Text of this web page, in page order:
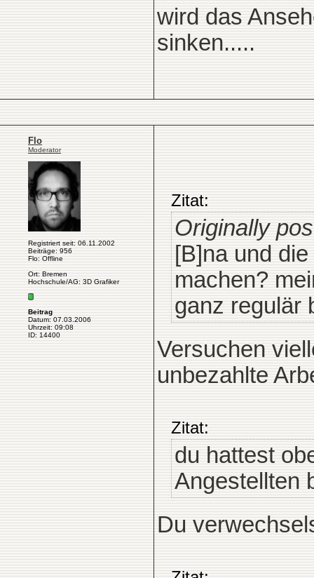
wird das
sinken.....
Flo
Moderator
Registriert seit: 06.11.2002
Beiträge: 956
Flo: Offline
Ort: Bremen
Hochschule/AG: 3D Grafiker
Beitrag
Datum: 07.03.2006
Uhrzeit: 09:08
ID: 14400
Zitat:
Originally
[B]na und
machen?
ganz regulär
Versuchen
unbezahlte
Zitat:
du hattest
Angestellten
Du